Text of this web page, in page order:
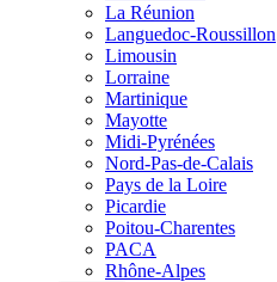
La Réunion
Languedoc-Roussillon
Limousin
Lorraine
Martinique
Mayotte
Midi-Pyrénées
Nord-Pas-de-Calais
Pays de la Loire
Picardie
Poitou-Charentes
PACA
Rhône-Alpes